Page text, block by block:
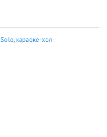
Solo, караоке-хол